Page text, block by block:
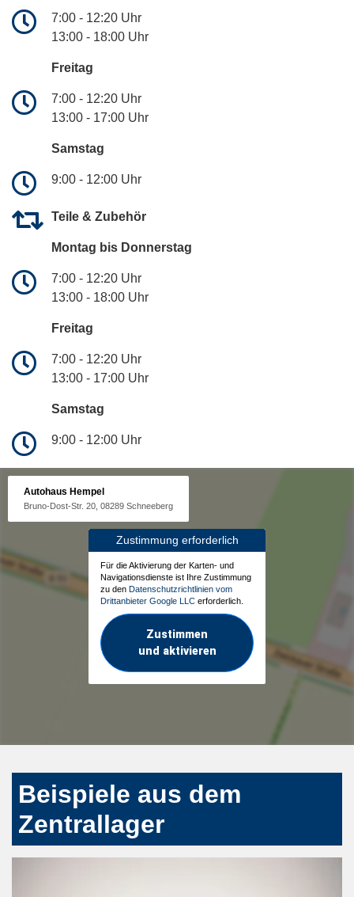
7:00 - 12:20 Uhr
13:00 - 18:00 Uhr
Freitag
7:00 - 12:20 Uhr
13:00 - 17:00 Uhr
Samstag
9:00 - 12:00 Uhr
Teile & Zubehör
Montag bis Donnerstag
7:00 - 12:20 Uhr
13:00 - 18:00 Uhr
Freitag
7:00 - 12:20 Uhr
13:00 - 17:00 Uhr
Samstag
9:00 - 12:00 Uhr
Autohaus Hempel
Bruno-Dost-Str. 20, 08289 Schneeberg
Zustimmung erforderlich
Für die Aktivierung der Karten- und
Navigationsdienste ist Ihre Zustimmung
zu den Datenschutzrichtlinien vom
Drittanbieter Google LLC erforderlich.
Zustimmen
und aktivieren
Beispiele aus dem
Zentrallager